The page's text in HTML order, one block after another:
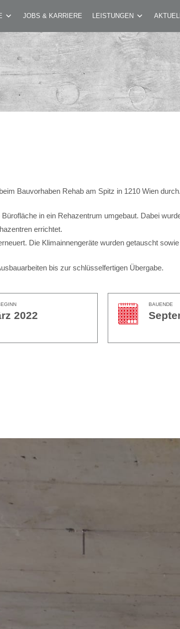
JOBS & KARRIERE LEISTUNGEN
Bauvorhaben Rehab am Spitz in 1210 Wien durch.
in ein Rehazentrum umgebaut. Dabei
errichtet.
Die Klimainnengeräte wurden getauscht
bis zur schlüsselfertigen Übergabe.
2022
BAUENDE